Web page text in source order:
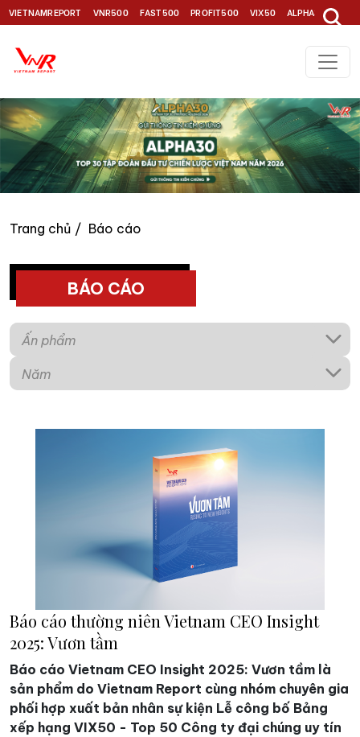
VIETNAMREPORT VNR500 FAST500 PROFIT500 VIX50 ALPHA30
Trang chủ Báo cáo
BÁO CÁO
Ấn phẩm
Năm
Báo cáo thường niên Vietnam CEO Insight
2025: Vươn tầm
Báo cáo Vietnam CEO Insight 2025: Vươn tầm là
sản phẩm do Vietnam Report cùng nhóm chuyên gia
phối hợp xuất bản nhân sự kiện Lễ công bố Bảng
xếp hạng VIX50 - Top 50 Công ty đại chúng uy tín